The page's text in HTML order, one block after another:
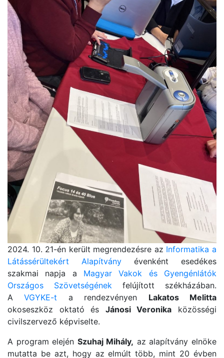
2024. 10. 21-én került megrendezésre az Informatika a
Látássérültekért Alapítvány évenként esedékes
szakmai napja a Magyar Vakok és Gyengénlátók
Országos Szövetségének felújított székházában.
AVGYKE-t a rendezvényen Lakatos Melitta
okoseszköz oktató és Jánosi Veronika közösségi
civilszervező képviselte.
A program elején Szuhaj Mihály, az alapítvány elnöke
mutatta be azt, hogy az elmúlt több, mint 20 évben